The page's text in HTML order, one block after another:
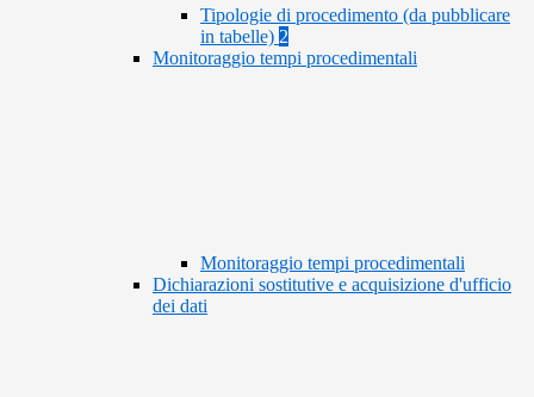
Tipologie di procedimento (da pubblicare
in tabelle) 2
Monitoraggio tempi procedimentali
Monitoraggio tempi procedimentali
Dichiarazioni sostitutive e acquisizione d'ufficio
dei dati